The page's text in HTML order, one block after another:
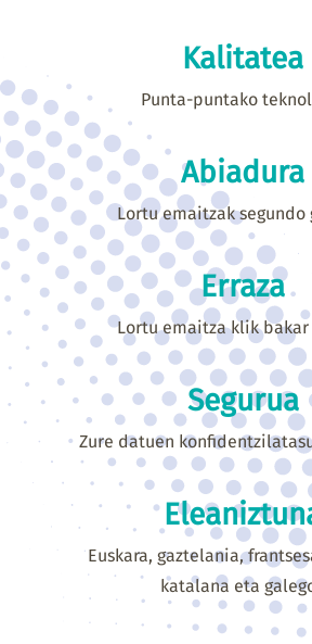
Kalitatea
Punta-puntako
Abiadura
Lortu emaitzak segundo
Erraza
Lortu emaitza klik
Segurua
Zure datuen
Euskara, gaztelania,
katalana eta